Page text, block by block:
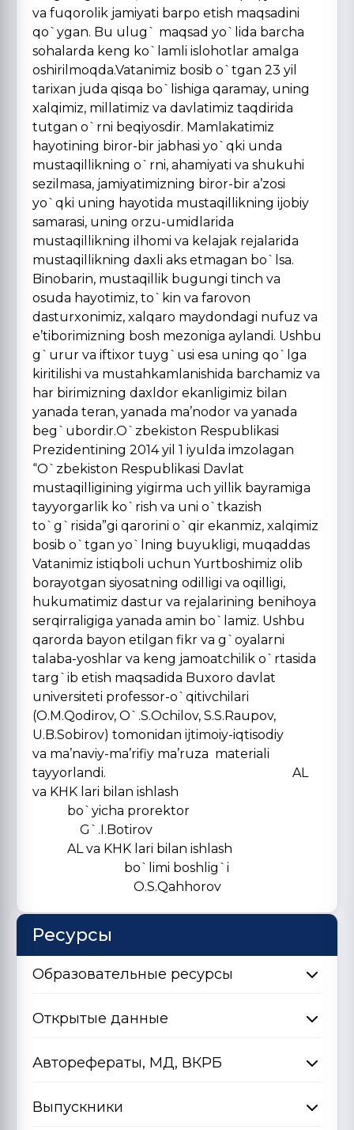
va fuqorolik jamiyati barpo etish maqsadini
qo`ygan. Bu ulug` maqsad yo`lida barcha
sohalarda keng ko`lamli islohotlar amalga
oshirilmoqda.Vatanimiz bosib o`tgan 23 yil
tarixan juda qisqa bo`lishiga qaramay, uning
xalqimiz, millatimiz va davlatimiz taqdirida
tutgan o`rni beqiyosdir. Mamlakatimiz
hayotining biror-bir jabhasi yo`qki unda
mustaqillikning o`rni, ahamiyati va shukuhi
sezilmasa, jamiyatimizning biror-bir a’zosi
yo`qki uning hayotida mustaqillikning ijobiy
samarasi, uning orzu-umidlarida
mustaqillikning ilhomi va kelajak rejalarida
mustaqillikning daxli aks etmagan bo`lsa.
Binobarin, mustaqillik bugungi tinch va
osuda hayotimiz, to`kin va farovon
dasturxonimiz, xalqaro maydondagi nufuz va
e’tiborimizning bosh mezoniga aylandi. Ushbu
g`urur va iftixor tuyg`usi esa uning qo`lga
kiritilishi va mustahkamlanishida barchamiz va
har birimizning daxldor ekanligimiz bilan
yanada teran, yanada ma’nodor va yanada
beg`ubordir.O`zbekiston Respublikasi
Prezidentining 2014 yil 1 iyulda imzolagan
“O`zbekiston Respublikasi Davlat
mustaqilligining yigirma uch yillik bayramiga
tayyorgarlik ko`rish va uni o`tkazish
to`g`risida”gi qarorini o`qir ekanmiz, xalqimiz
bosib o`tgan yo`lning buyukligi, muqaddas
Vatanimiz istiqboli uchun Yurtboshimiz olib
borayotgan siyosatning odilligi va oqilligi,
hukumatimiz dastur va rejalarining benihoya
serqirraligiga yanada amin bo`lamiz. Ushbu
qarorda bayon etilgan fikr va g`oyalarni
talaba-yoshlar va keng jamoatchilik o`rtasida
targ`ib etish maqsadida Buxoro davlat
universiteti professor-o`qitivchilari
(O.M.Qodirov, O`.S.Ochilov, S.S.Raupov,
U.B.Sobirov) tomonidan ijtimoiy-iqtisodiy
va ma’naviy-ma’rifiy ma’ruza materiali
tayyorlandi. AL
va KHK lari bilan ishlash
bo`yicha prorektor
G`.I.Botirov
AL va KHK lari bilan ishlash
bo`limi boshlig`i
O.S.Qahhorov
Ресурсы
Образовательные ресурсы
Открытые данные
Авторефераты, МД, ВКРБ
Выпускники